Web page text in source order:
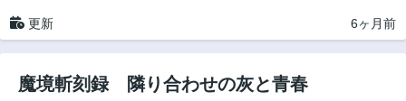
更新 6ヶ月前
魔境斬刻録 隣り合わせの灰と青春